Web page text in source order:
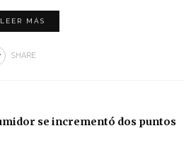
LEER MÁS
SHARE
se incrementó dos puntos